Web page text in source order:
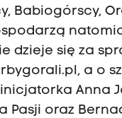
Babiogórscy,
dzieje się za
a o
Anna
Pasji oraz